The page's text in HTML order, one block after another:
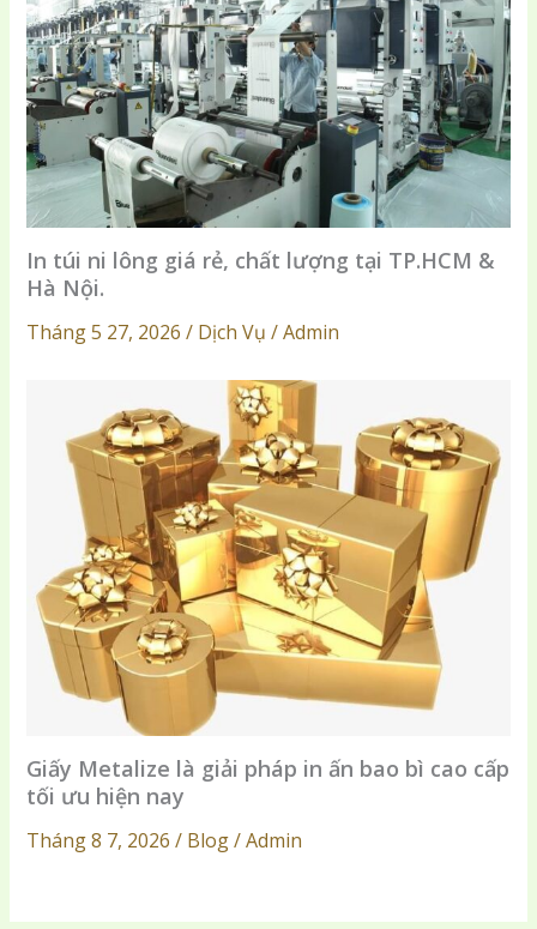
In túi ni lông giá rẻ, chất lượng tại TP.HCM &
Hà Nội.
Tháng 5 27, 2026 / Dịch Vụ / Admin
Giấy Metalize là giải pháp in ấn bao bì cao cấp
tối ưu hiện nay
Tháng 8 7, 2026 / Blog / Admin